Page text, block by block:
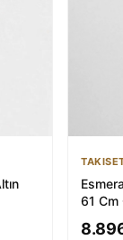
61 Cm